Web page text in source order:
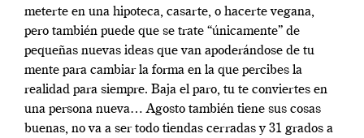
meterte en una hipoteca, casarte, o hacerte vegana,
pero también puede que se trate “únicamente” de
pequeñas nuevas ideas que van apoderándose de tu
mente para cambiar la forma en la que percibes la
realidad para siempre. Baja el paro, tu te conviertes en
una persona nueva… Agosto también tiene sus cosas
buenas, no va a ser todo tiendas cerradas y 31 grados a